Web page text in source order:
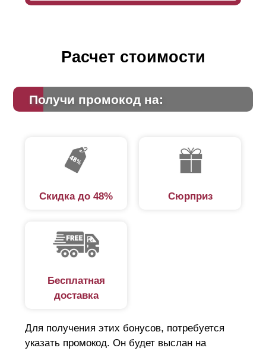
Расчет стоимости
Получи промокод на:
Скидка до 48% Сюрприз
Бесплатная
доставка
Для получения этих бонусов, потребуется
указать промокод. Он будет выслан на